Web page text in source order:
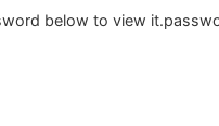
below to view